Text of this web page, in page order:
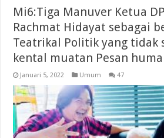
Mi6:Tiga Manuver Ketua
Rachmat Hidayat sebagai
Teatrikal Politik yang tidak
kental muatan Pesan
Januari 5, 2022 Umum 47